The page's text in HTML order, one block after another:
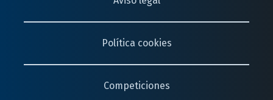
Política cookies
Competiciones